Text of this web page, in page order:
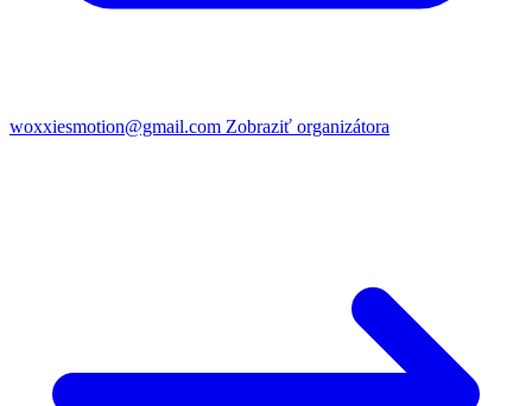
woxxiesmotion@gmail.com Zobraziť organizátora